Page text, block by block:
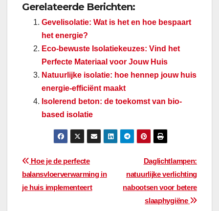
Gerelateerde Berichten:
Gevelisolatie: Wat is het en hoe bespaart
het energie?
Eco-bewuste Isolatiekeuzes: Vind het
Perfecte Materiaal voor Jouw Huis
Natuurlijke isolatie: hoe hennep jouw huis
energie-efficiënt maakt
Isolerend beton: de toekomst van bio-
based isolatie
Bericht
navigatie
Daglichtlampen:
natuurlijke verlichting
nabootsen voor betere
slaaphygiëne
Hoe je de perfecte
balansvloerverwarming in
je huis implementeert